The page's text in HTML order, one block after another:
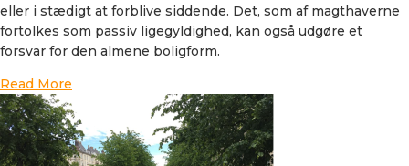
eller i stædigt at forblive siddende. Det, som af magthaverne
fortolkes som passiv ligegyldighed, kan også udgøre et
forsvar for den almene boligform.
Read More